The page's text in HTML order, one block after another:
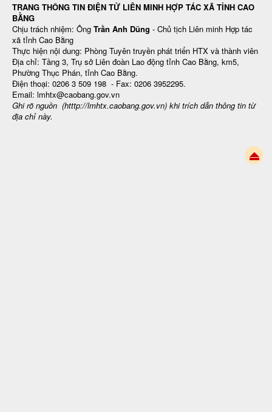
TRANG THÔNG TIN ĐIỆN TỬ LIÊN MINH HỢP TÁC XÃ TỈNH CAO
BẰNG
Chịu trách nhiệm: Ông Trần Anh Dũng - Chủ tịch Liên minh Hợp tác
xã tỉnh Cao Bằng
Thực hiện nội dung: Phòng Tuyên truyền phát triển HTX và thành viên
Địa chỉ: Tầng 3, Trụ sở Liên đoàn Lao động tỉnh Cao Bằng, km5,
Phường Thục Phán, tỉnh Cao Bằng.
Điện thoại: 0206 3 509 198 - Fax: 0206 3952295.
Email: lmhtx@caobang.gov.vn
Ghi rõ nguồn (htttp://lmhtx.caobang.gov.vn) khi trích dẫn thông tin từ
địa chỉ này.